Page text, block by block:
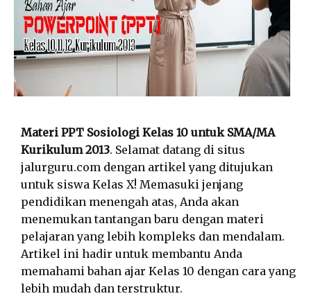
Materi PPT Sosiologi Kelas 10 untuk SMA/MA
Kurikulum 2013. Selamat datang di situs
jalurguru.com dengan artikel yang ditujukan
untuk siswa Kelas X! Memasuki jenjang
pendidikan menengah atas, Anda akan
menemukan tantangan baru dengan materi
pelajaran yang lebih kompleks dan mendalam.
Artikel ini hadir untuk membantu Anda
memahami bahan ajar Kelas 10 dengan cara yang
lebih mudah dan terstruktur.